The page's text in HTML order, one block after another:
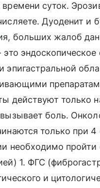
суток.
Дуоденит и
больших жалоб
это
эпигастральной
действуют только
боль.
только при
необходимо
1. ФГС
и